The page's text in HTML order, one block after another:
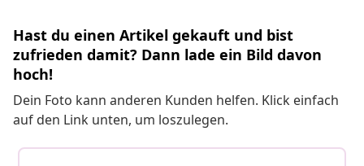
Hast du einen Artikel gekauft und bist
zufrieden damit? Dann lade ein Bild davon
hoch!
Dein Foto kann anderen Kunden helfen. Klick einfach
auf den Link unten, um loszulegen.